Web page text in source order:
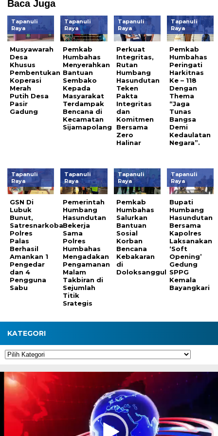
Baca Juga
Tapanuli
Raya
Musyawarah
Desa
Khusus
Pembentukan
Koperasi
Merah
Putih Desa
Pasir
Gadung
Tapanuli
Raya
Pemkab
Humbahas
Menyerahkan
Bantuan
Sembako
Kepada
Masyarakat
Terdampak
Bencana di
Kecamatan
Sijamapolang
Tapanuli
Raya
Perkuat
Integritas,
Rutan
Humbang
Hasundutan
Teken
Pakta
Integritas
dan
Komitmen
Bersama
Zero
Halinar
Tapanuli
Raya
Pemkab
Humbahas
Peringati
Harkitnas
Ke – 118
Dengan
Thema
“Jaga
Tunas
Bangsa
Demi
Kedaulatan
Negara”.
Tapanuli
Raya
GSN Di
Lubuk
Bunut,
Satresnarkoba
Polres
Palas
Berhasil
Amankan 1
Pengedar
dan 4
Pengguna
Sabu
Tapanuli
Raya
Pemerintah
Humbang
Hasundutan
Bekerja
Sama
Polres
Humbahas
Mengadakan
Pengamanan
Malam
Takbiran di
Sejumlah
Titik
Srategis
Tapanuli
Raya
Pemkab
Humbahas
Salurkan
Bantuan
Sosial
Korban
Bencana
Kebakaran
di
Doloksanggul
Tapanuli
Raya
Bupati
Humbang
Hasundutan
Bersama
Kapolres
Laksanakan
‘Soft
Opening’
Gedung
SPPG
Kemala
Bayangkari
KATEGORI
Kategori
Pemutar
Video